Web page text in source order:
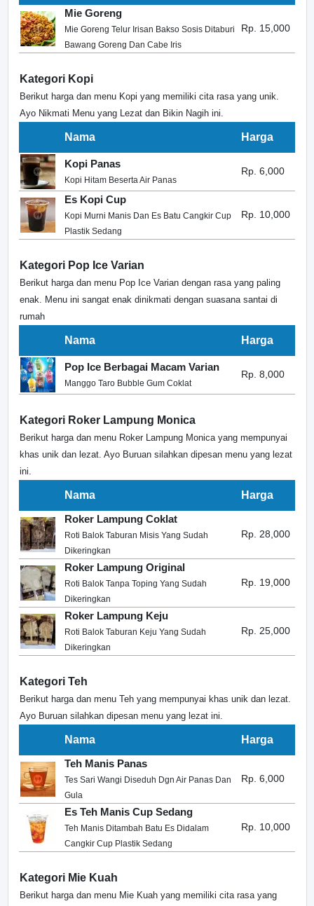
Mie Goreng
Mie Goreng Telur Irisan Bakso Sosis Ditaburi
Bawang Goreng Dan Cabe Iris
Rp. 15,000
Kategori Kopi
Berikut harga dan menu Kopi yang memiliki cita rasa yang unik.
Ayo Nikmati Menu yang Lezat dan Bikin Nagih ini.
Nama Harga
Kopi Panas
Kopi Hitam Beserta Air Panas
Rp. 6,000
Es Kopi Cup
Kopi Murni Manis Dan Es Batu Cangkir Cup
Plastik Sedang
Rp. 10,000
Kategori Pop Ice Varian
Berikut harga dan menu Pop Ice Varian dengan rasa yang paling
enak. Menu ini sangat enak dinikmati dengan suasana santai di
rumah
Nama Harga
Pop Ice Berbagai Macam Varian
Manggo Taro Bubble Gum Coklat
Rp. 8,000
Kategori Roker Lampung Monica
Berikut harga dan menu Roker Lampung Monica yang mempunyai
khas unik dan lezat. Ayo Buruan silahkan dipesan menu yang lezat
ini.
Nama
Harga
Roker Lampung Coklat
Roti Balok Taburan Misis Yang Sudah
Dikeringkan
Rp. 28,000
Roker Lampung Original
Roti Balok Tanpa Toping Yang Sudah
Dikeringkan
Rp. 19,000
Roker Lampung Keju
Roti Balok Taburan Keju Yang Sudah
Dikeringkan
Rp. 25,000
Kategori Teh
Berikut harga dan menu Teh yang mempunyai khas unik dan lezat.
Ayo Buruan silahkan dipesan menu yang lezat ini.
Nama
Harga
Teh Manis Panas
Tes Sari Wangi Diseduh Dgn Air Panas Dan
Gula
Rp. 6,000
Es Teh Manis Cup Sedang
Teh Manis Ditambah Batu Es Didalam
Cangkir Cup Plastik Sedang
Rp. 10,000
Kategori Mie Kuah
Berikut harga dan menu Mie Kuah yang memiliki cita rasa yang